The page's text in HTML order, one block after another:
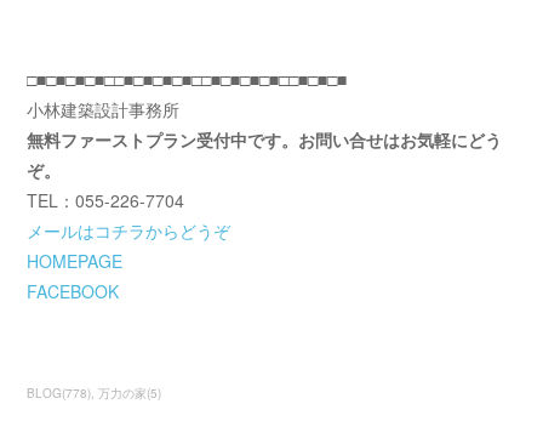
□■□■□■□■□□■□■□■□■□□■□■□■□■□□■□■□■
小林建築設計事務所
無料ファーストプラン受付中です。お問い合せはお気軽にどう
ぞ。
TEL：055-226-7704
メールはコチラからどうぞ
HOMEPAGE
FACEBOOK
BLOG(778) 万力の家(5)